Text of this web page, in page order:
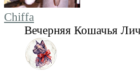
Chiffa
Вечерняя Кошачья